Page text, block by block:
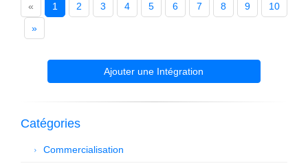
« 1 2 3 4 5 6 7 8 9
10
»
Ajouter une Intégration
Catégories
Commercialisation